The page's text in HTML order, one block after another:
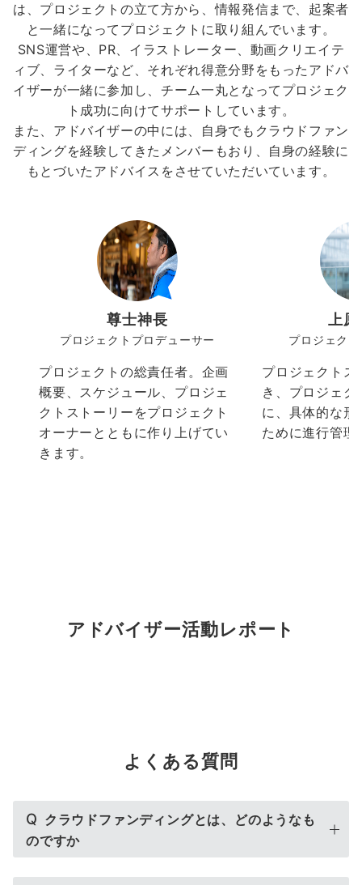
は、プロジェクトの立て方から、情報発信まで、起案者
と一緒になってプロジェクトに取り組んでいます。
SNS運営や、PR、イラストレーター、動画クリエイテ
ィブ、ライターなど、それぞれ得意分野をもったアドバ
イザーが一緒に参加し、チーム一丸となってプロジェク
ト成功に向けてサポートしています。
また、アドバイザーの中には、自身でもクラウドファン
ディングを経験してきたメンバーもおり、自身の経験に
もとづいたアドバイスをさせていただいています。
尊士神長
プロジェクトプロデューサー
プロジェクトの総責任者。企画
概要、スケジュール、プロジェ
クトストーリーをプロジェクト
オーナーとともに作り上げてい
きます。
上
プロジェク
プロジェクト
き、プロジェ
に、具体的な
ために進行管
アドバイザー活動レポート
よくある質問
Q クラウドファンディングとは、どのようなも
のですか